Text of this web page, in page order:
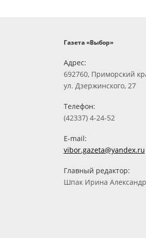
Газета «Выбор»
Адрес:
692760, Приморский
ул. Дзержинского, 27
Телефон:
(42337) 4-24-52
E-mail:
vibor.gazeta@yandex.ru
Главный редактор:
Шпак Ирина